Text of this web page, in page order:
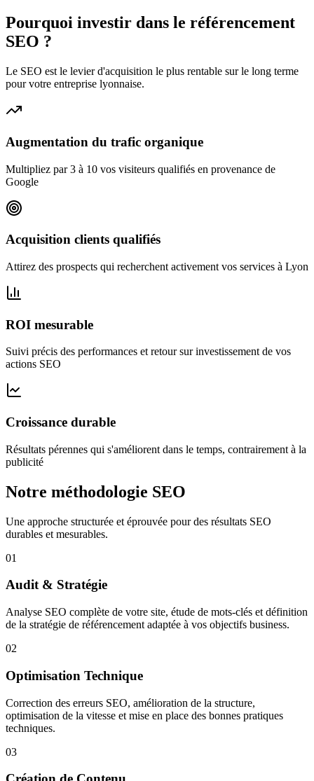
Pourquoi investir dans le référencement
SEO ?
Le SEO est le levier d'acquisition le plus rentable sur le long terme
pour votre entreprise lyonnaise.
Augmentation du trafic organique
Multipliez par 3 à 10 vos visiteurs qualifiés en provenance de
Google
Acquisition clients qualifiés
Attirez des prospects qui recherchent activement vos services à Lyon
ROI mesurable
Suivi précis des performances et retour sur investissement de vos
actions SEO
Croissance durable
Résultats pérennes qui s'améliorent dans le temps, contrairement à la
publicité
Notre méthodologie SEO
Une approche structurée et éprouvée pour des résultats SEO
durables et mesurables.
01
Audit & Stratégie
Analyse SEO complète de votre site, étude de mots-clés et définition
de la stratégie de référencement adaptée à vos objectifs business.
02
Optimisation Technique
Correction des erreurs SEO, amélioration de la structure,
optimisation de la vitesse et mise en place des bonnes pratiques
techniques.
03